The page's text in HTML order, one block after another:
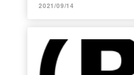
2021/09/14